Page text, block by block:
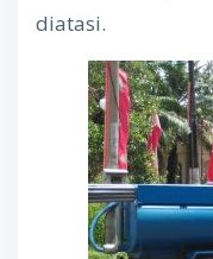
diatasi.